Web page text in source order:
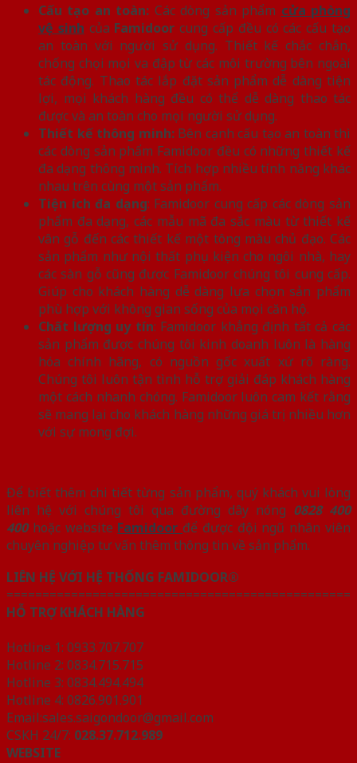
Cấu tạo an toàn: Các dòng sản phẩm cửa phòng
vệ sinh của Famidoor cung cấp đều có các cấu tạo
an toàn với người sử dụng. Thiết kế chắc chắn,
chống chọi mọi va đập từ các môi trường bên ngoài
tác động. Thao tác lắp đặt sản phẩm dễ dàng tiện
lợi, mọi khách hàng đều có thể dễ dàng thao tác
được và an toàn cho mọi người sử dụng.
Thiết kế thông minh:Bên cạnh cấu tạo an toàn thì
các dòng sản phẩm Famidoor đều có những thiết kế
đa dạng thông minh. Tích hợp nhiều tính năng khác
nhau trên cùng một sản phẩm.
Tiện ích đa dạng: Famidoor cung cấp các dòng sản
phẩm đa dạng, các mẫu mã đa sắc màu từ thiết kế
vân gỗ đến các thiết kế một tông màu chủ đạo. Các
sản phẩm như nội thất phụ kiện cho ngôi nhà, hay
các sàn gỗ cũng được Famidoor chúng tôi cung cấp.
Giúp cho khách hàng dễ dàng lựa chọn sản phẩm
phù hợp với không gian sống của mọi căn hộ.
Chất lượng uy tín: Famidoor khẳng định tất cả các
sản phẩm được chúng tôi kinh doanh luôn là hàng
hóa chính hãng, có nguồn gốc xuất xứ rõ ràng.
Chúng tôi luôn tận tình hỗ trợ giải đáp khách hàng
một cách nhanh chóng. Famidoor luôn cam kết rằng
sẽ mang lại cho khách hàng những giá trị nhiều hơn
với sự mong đợi.
Để biết thêm chi tiết từng sản phẩm, quý khách vui lòng
liên hệ với chúng tôi qua đường dây nóng 0828 400
400hoặc website Famidoor để được đội ngũ nhân viên
chuyên nghiệp tư vấn thêm thông tin về sản phẩm.
LIÊN HỆ VỚI HỆ THỐNG FAMIDOOR®
================================================
HỖ TRỢ KHÁCH HÀNG
Hotline 1: 0933.707.707
Hotline 2: 0834.715.715
Hotline 3: 0834.494.494
Hotline 4: 0826.901.901
Email:sales.saigondoor@gmail.com
CSKH 24/7: 028.37.712.989
WEBSITE